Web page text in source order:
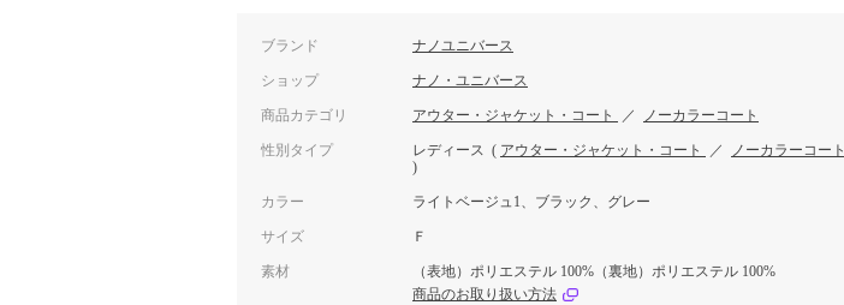
ブランド ナノユニバース
ショップ ナノ・ユニバース
商品カテゴリ アウター・ジャケット・コート ／ ノーカラーコート
性別タイプ レディース ( アウター・ジャケット・コート ／
ノーカラーコート
)
カラー ライトベージュ1、ブラック、グレー
サイズ Ｆ
素材
（表地）ポリエステル 100%（裏地）ポリエステル 100%
商品のお取り扱い方法